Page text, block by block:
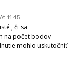
11:45
, či sa
na počet bodov
mohlo uskutočniť